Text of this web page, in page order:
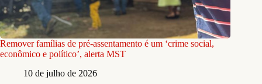
Remover famílias de pré-assentamento é um ‘crime social,
econômico e político’, alerta MST
10 de julho de 2026